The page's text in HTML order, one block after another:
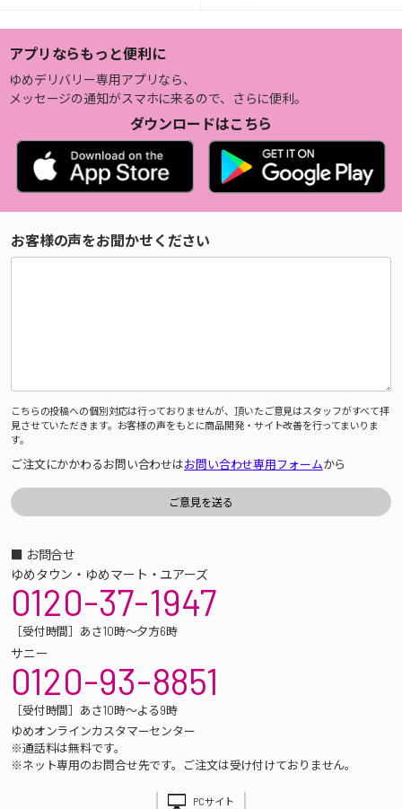
アプリならもっと便利に
ゆめデリバリー専用アプリなら、
メッセージの通知がスマホに来るので、さらに便利。
ダウンロードはこちら
お客様の声をお聞かせください
こちらの投稿への個別対応は行っておりませんが、頂いたご意見はスタッフがすべて拝
見させていただきます。お客様の声をもとに商品開発・サイト改善を行ってまいりま
す。
ご注文にかかわるお問い合わせはお問い合わせ専用フォームから
■ お問合せ
ゆめタウン・ゆめマート・ユアーズ
0120-37-1947
［受付時間］あさ10時～夕方6時
サニー
0120-93-8851
［受付時間］あさ10時～よる9時
ゆめオンラインカスタマーセンター
※通話料は無料です。
※ネット専用のお問合せ先です。ご注文は受け付けておりません。
PCサイト